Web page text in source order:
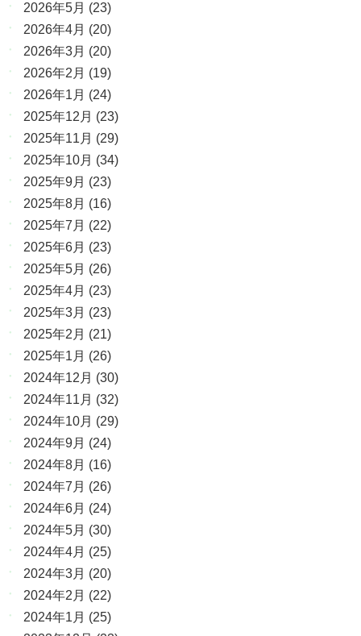
2026年5月 (23)
2026年4月 (20)
2026年3月 (20)
2026年2月 (19)
2026年1月 (24)
2025年12月 (23)
2025年11月 (29)
2025年10月 (34)
2025年9月 (23)
2025年8月 (16)
2025年7月 (22)
2025年6月 (23)
2025年5月 (26)
2025年4月 (23)
2025年3月 (23)
2025年2月 (21)
2025年1月 (26)
2024年12月 (30)
2024年11月 (32)
2024年10月 (29)
2024年9月 (24)
2024年8月 (16)
2024年7月 (26)
2024年6月 (24)
2024年5月 (30)
2024年4月 (25)
2024年3月 (20)
2024年2月 (22)
2024年1月 (25)